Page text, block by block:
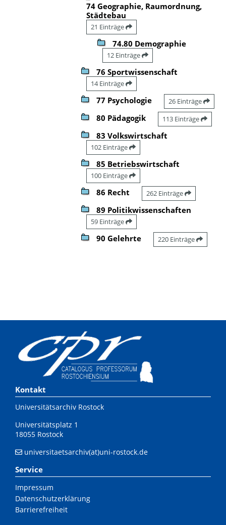
74 Geographie, Raumordnung,
Städtebau
21 Einträge
74.80 Demographie
12 Einträge
76 Sportwissenschaft
14 Einträge
77 Psychologie 26 Einträge
80 Pädagogik 113 Einträge
83 Volkswirtschaft
102 Einträge
85 Betriebswirtschaft
100 Einträge
86 Recht 262 Einträge
89 Politikwissenschaften
59 Einträge
90 Gelehrte 220 Einträge
Kontakt
Universitätsarchiv Rostock
Universitätsplatz 1
18055 Rostock
universitaetsarchiv(at)uni-rostock.de
Service
Impressum
Datenschutzerklärung
Barrierefreiheit